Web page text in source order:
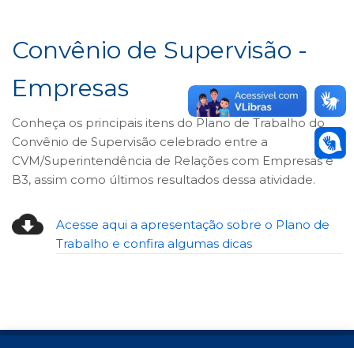
Convênio de Supervisão -
Empresas
Conheça os principais itens do Plano de Trabalho do
Convênio de Supervisão celebrado entre a
CVM/Superintendência de Relações com Empresas e
B3, assim como últimos resultados dessa atividade.
Acesse aqui a apresentação sobre o Plano de
Trabalho e confira algumas dicas